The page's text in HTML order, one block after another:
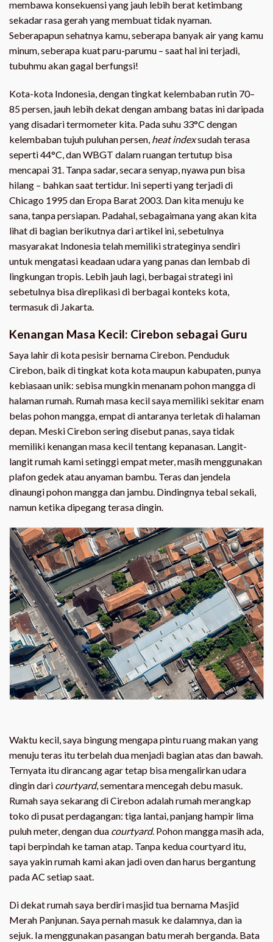
membawa konsekuensi yang jauh lebih berat ketimbang
sekadar rasa gerah yang membuat tidak nyaman.
Seberapapun sehatnya kamu, seberapa banyak air yang kamu
minum, seberapa kuat paru-parumu – saat hal ini terjadi,
tubuhmu akan gagal berfungsi!
Kota-kota Indonesia, dengan tingkat kelembaban rutin 70–
85 persen, jauh lebih dekat dengan ambang batas ini daripada
yang disadari termometer kita. Pada suhu 33°C dengan
kelembaban tujuh puluhan persen, heat indexsudah terasa
seperti 44°C, dan WBGT dalam ruangan tertutup bisa
mencapai 31. Tanpa sadar, secara senyap, nyawa pun bisa
hilang – bahkan saat tertidur. Ini seperti yang terjadi di
Chicago 1995 dan Eropa Barat 2003. Dan kita menuju ke
sana, tanpa persiapan. Padahal, sebagaimana yang akan kita
lihat di bagian berikutnya dari artikel ini, sebetulnya
masyarakat Indonesia telah memiliki strateginya sendiri
untuk mengatasi keadaan udara yang panas dan lembab di
lingkungan tropis. Lebih jauh lagi, berbagai strategi ini
sebetulnya bisa direplikasi di berbagai konteks kota,
termasuk di Jakarta.
Kenangan Masa Kecil: Cirebon sebagai Guru
Saya lahir di kota pesisir bernama Cirebon. Penduduk
Cirebon, baik di tingkat kota kota maupun kabupaten, punya
kebiasaan unik: sebisa mungkin menanam pohon mangga di
halaman rumah. Rumah masa kecil saya memiliki sekitar enam
belas pohon mangga, empat di antaranya terletak di halaman
depan. Meski Cirebon sering disebut panas, saya tidak
memiliki kenangan masa kecil tentang kepanasan. Langit-
langit rumah kami setinggi empat meter, masih menggunakan
plafon gedek atau anyaman bambu. Teras dan jendela
dinaungi pohon mangga dan jambu. Dindingnya tebal sekali,
namun ketika dipegang terasa dingin.
Waktu kecil, saya bingung mengapa pintu ruang makan yang
menuju teras itu terbelah dua menjadi bagian atas dan bawah.
Ternyata itu dirancang agar tetap bisa mengalirkan udara
dingin dari courtyard, sementara mencegah debu masuk.
Rumah saya sekarang di Cirebon adalah rumah merangkap
toko di pusat perdagangan: tiga lantai, panjang hampir lima
puluh meter, dengan dua courtyard. Pohon mangga masih ada,
tapi berpindah ke taman atap. Tanpa kedua courtyard itu,
saya yakin rumah kami akan jadi oven dan harus bergantung
pada AC setiap saat.
Di dekat rumah saya berdiri masjid tua bernama Masjid
Merah Panjunan. Saya pernah masuk ke dalamnya, dan ia
sejuk. Ia menggunakan pasangan batu merah berganda. Bata